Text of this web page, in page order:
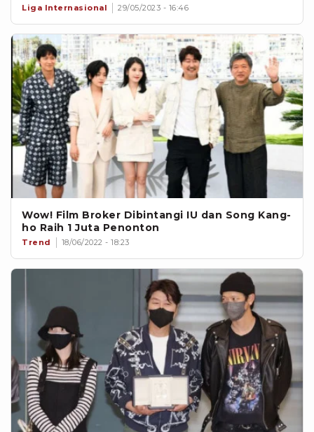
Liga Internasional 29/05/2023 - 16:46
Wow! Film Broker Dibintangi IU dan Song Kang-
ho Raih 1 Juta Penonton
Trend 18/06/2022 - 18:23